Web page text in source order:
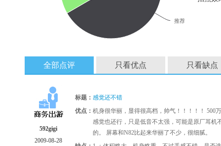
推荐
全部点评 只看优点 只看缺点
592gigi
2009-08-28
标题： 感觉还不错
优点： 机身很华丽，显得很高档，帅气！！！！！ 500
感觉也还行，只是低音不太强，可能是原厂耳
的。 屏幕和N82比起来华丽了不少，很细腻。